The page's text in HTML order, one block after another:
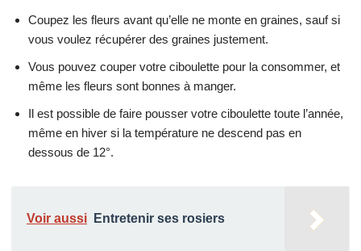
Coupez les fleurs avant qu’elle ne monte en graines, sauf si
vous voulez récupérer des graines justement.
Vous pouvez couper votre ciboulette pour la consommer, et
même les fleurs sont bonnes à manger.
Il est possible de faire pousser votre ciboulette toute l’année,
même en hiver si la température ne descend pas en
dessous de 12°.
Voir aussi Entretenir ses rosiers